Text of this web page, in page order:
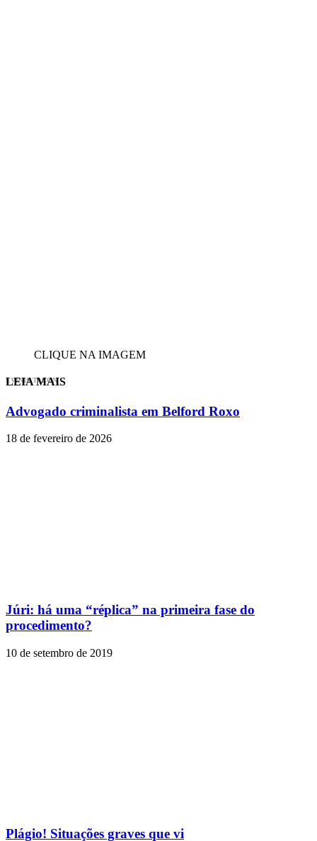
CLIQUE NA IMAGEM
EVINIS TALON
LEIA MAIS
Advogado criminalista em Belford Roxo
18 de fevereiro de 2026
Júri: há uma “réplica” na primeira fase do
procedimento?
10 de setembro de 2019
Plágio! Situações graves que vi